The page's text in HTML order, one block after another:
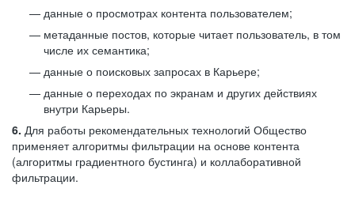
данные о просмотрах контента пользователем;
метаданные постов, которые читает пользователь, в том
числе их семантика;
данные о поисковых запросах в Карьере;
данные о переходах по экранам и других действиях
внутри Карьеры.
6. Для работы рекомендательных технологий Общество
применяет алгоритмы фильтрации на основе контента
(алгоритмы градиентного бустинга) и коллаборативной
фильтрации.